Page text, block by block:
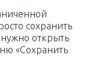
сохранить
открыть
«Сохранить